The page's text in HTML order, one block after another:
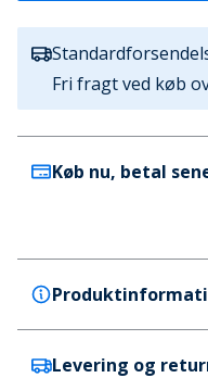
Fri fragt ved køb
Køb nu, betal
adidas
Levering og